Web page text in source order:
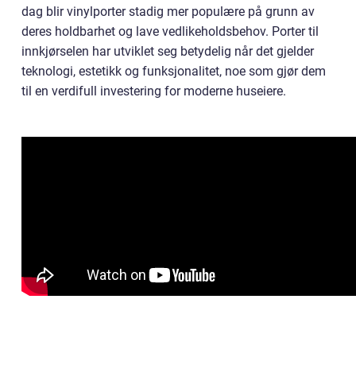
dag blir vinylporter stadig mer populære på grunn av
deres holdbarhet og lave vedlikeholdsbehov. Porter til
innkjørselen har utviklet seg betydelig når det gjelder
teknologi, estetikk og funksjonalitet, noe som gjør dem
til en verdifull investering for moderne huseiere.